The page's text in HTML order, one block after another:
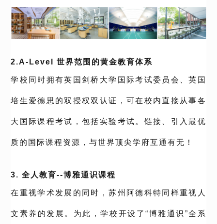
2.A-Level 世界范围的黄金教育体系
学校同时拥有英国剑桥大学国际考试委员会、英国
培生爱德思的双授权双认证，可在校内直接从事各
大国际课程考试，包括实验考试。链接、引入最优
质的国际课程资源，与世界顶尖学府互通有无！
3. 全人教育--博雅通识课程
在重视学术发展的同时，苏州阿德科特同样重视人
文素养的发展。为此，学校开设了“博雅通识”全系